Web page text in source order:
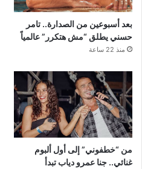
بعد أسبوعين من الصدارة.. تامر
حسني يطلق “مش هتكرر” عالمياً
منذ 22 ساعة
من “خطفوني” إلى أول ألبوم
غنائي.. جنا عمرو دياب تبدأ